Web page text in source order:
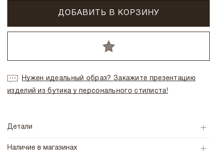
ДОБАВИТЬ В КОРЗИНУ
Нужен идеальный образ? Закажите презентацию
изделий из бутика у персонального стилиста!
Детали
Наличие в магазинах